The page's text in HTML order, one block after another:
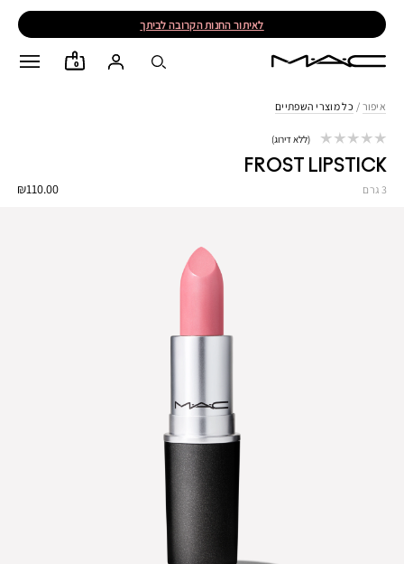
לאיתור החנות הקרובה לביתך
0
איפור / כל מוצרי השפתיים
FROST LIPSTICK
₪110.00 3 גרם
ללא דירוג